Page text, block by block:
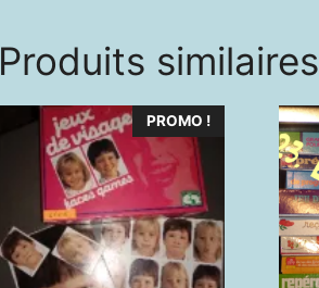
Produits similaires
PROMO !